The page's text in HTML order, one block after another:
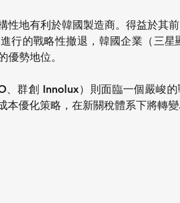
性地有利於韓國製造商。得益於其
行的戰略性撤退，韓國企業（三星
勢地位。
群創 Innolux）則面臨一個嚴峻
優化策略，在新關稅體系下將轉變